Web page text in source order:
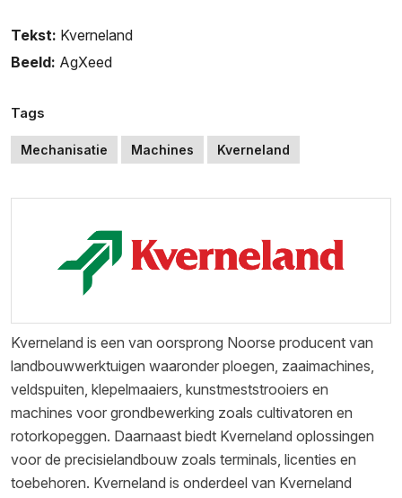
Tekst: Kverneland
Beeld: AgXeed
Tags
Mechanisatie Machines Kverneland
Kverneland is een van oorsprong Noorse producent van
landbouwwerktuigen waaronder ploegen, zaaimachines,
veldspuiten, klepelmaaiers, kunstmeststrooiers en
machines voor grondbewerking zoals cultivatoren en
rotorkopeggen. Daarnaast biedt Kverneland oplossingen
voor de precisielandbouw zoals terminals, licenties en
toebehoren. Kverneland is onderdeel van Kverneland